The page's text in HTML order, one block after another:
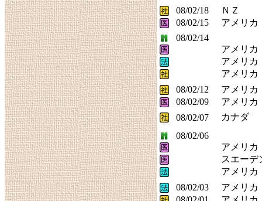
08/02/18
ＮＺ
08/02/15
アメリカ
08/02/14
アメリカ
アメリカ
アメリカ
08/02/12
アメリカ
08/02/09
アメリカ
08/02/07
カナダ
08/02/06
アメリカ
スエーデ
アメリカ
08/02/03
アメリカ